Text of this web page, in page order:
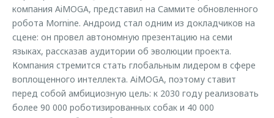
компания AiMOGA, представил на Саммите обновленного
робота Mornine. Андроид стал одним из докладчиков на
сцене: он провел автономную презентацию на семи
языках, рассказав аудитории об эволюции проекта.
Компания стремится стать глобальным лидером в сфере
воплощенного интеллекта. AiMOGA, поэтому ставит
перед собой амбициозную цель: к 2030 году реализовать
более 90 000 роботизированных собак и 40 000